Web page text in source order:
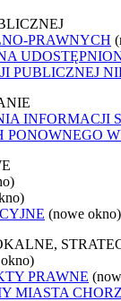
PRAWNYCH
PUBLICZNEJ
INFORMACJI
PONOWNEGO
(nowe okno)
PRAWNE
MIASTA